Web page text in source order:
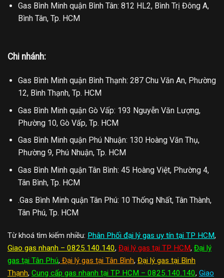
Gas Bình Minh quận Bình Tân: 812 HL2, Bình Trị Đông A,
Bình Tân, Tp. HCM
Chi nhánh:
Gas Bình Minh quận Bình Thạnh: 287 Chu Văn An, Phường
12, Bình Thạnh, Tp. HCM
Gas Bình Minh quận Gò Vấp: 193 Nguyễn Văn Lượng,
Phường 10, Gò Vấp, Tp. HCM
Gas Bình Minh quận Phú Nhuận: 130 Hoàng Văn Thụ,
Phường 9, Phú Nhuận, Tp. HCM
Gas Bình Minh quận Tân Bình: 45 Hoàng Việt, Phường 4,
Tân Bình, Tp. HCM
.Gas Bình Minh quận Tân Phú: 10 Thống Nhất, Tân Thành,
Tân Phú, Tp. HCM
Từ khoá tìm kiếm nhiều: Phân Phối đại lý gas uy tín tại TP HCM,
Giao gas nhanh – 0825.140.140, Đại lý gas tại TP HCM, Đại lý
gas tại Tân Phú, Đại lý gas tại Tân Bình, Đại lý gas tại Bình
Thạnh, Cung cấp gas nhanh tại TP HCM – 0825.140.140, Giao